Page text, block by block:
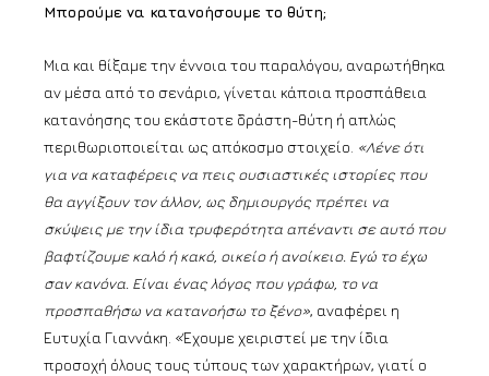
Μπορούμε να κατανοήσουμε το θύτη;
Μια και θίξαμε την έννοια του παραλόγου, αναρωτήθηκα
αν μέσα από το σενάριο, γίνεται κάποια προσπάθεια
κατανόησης του εκάστοτε δράστη-θύτη ή απλώς
περιθωριοποιείται ως απόκοσμο στοιχείο. «Λένε ότι
για να καταφέρεις να πεις ουσιαστικές ιστορίες που
θα αγγίξουν τον άλλον, ως δημιουργός πρέπει να
σκύψεις με την ίδια τρυφερότητα απέναντι σε αυτό που
βαφτίζουμε καλό ή κακό, οικείο ή ανοίκειο. Εγώ το έχω
σαν κανόνα. Είναι ένας λόγος που γράφω, το να
προσπαθήσω να κατανοήσω το ξένο», αναφέρει η
Ευτυχία Γιαννάκη. «Έχουμε χειριστεί με την ίδια
προσοχή όλους τους τύπους των χαρακτήρων, γιατί ο